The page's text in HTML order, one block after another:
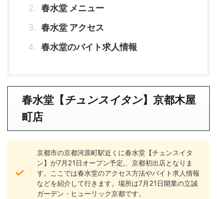
春水堂 メニュー
春水堂 アクセス
春水堂のバイト求人情報
春水堂【チュンスイタン】 京都木屋
町店
京都市の京都河原町駅近くに春水堂【チュンスイタ
ン】が7月21日オープン予定,、京都初出店となりま
す。ここでは春水堂のアクセス方法やバイト求人情報
などを紹介して行きます。場所は7月21日開業の立誠
ガーデン・ヒューリック京都です。